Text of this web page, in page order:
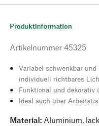
Produktinformation
Artikelnummer 45325
Variabel schwenkbar
individuell richtbares
Funktional und dekorativ
Ideal auch über
Material: Aluminium,